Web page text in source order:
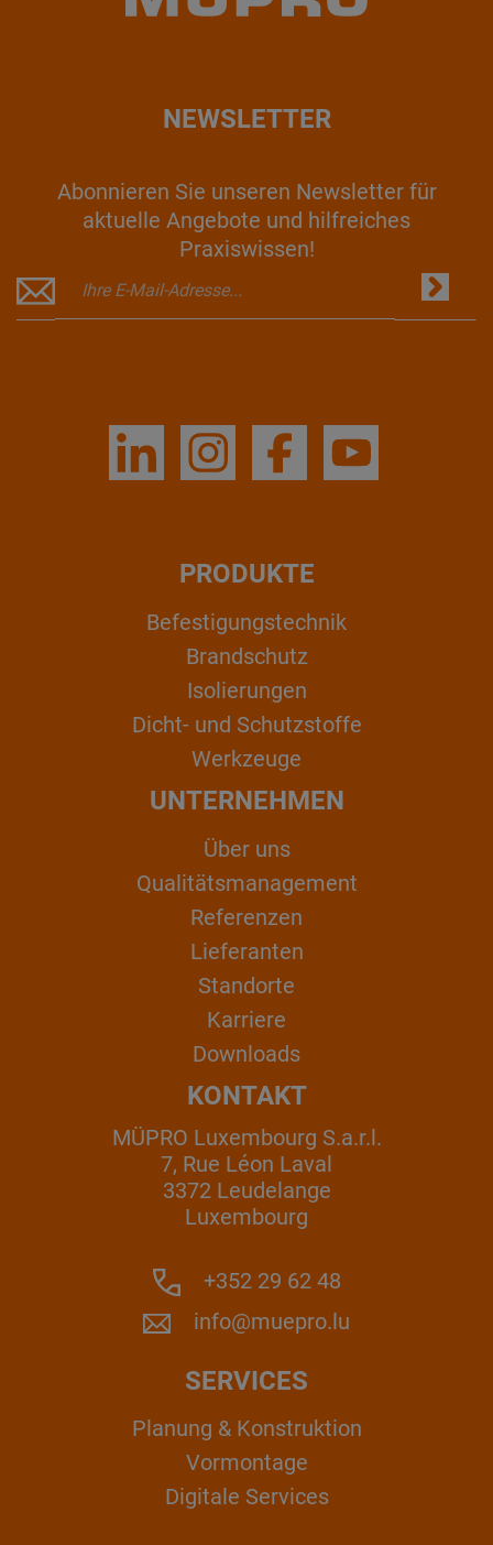
NEWSLETTER
Abonnieren Sie unseren Newsletter für
aktuelle Angebote und hilfreiches
Praxiswissen!
PRODUKTE
Befestigungstechnik
Brandschutz
Isolierungen
Dicht- und Schutzstoffe
Werkzeuge
UNTERNEHMEN
Über uns
Qualitätsmanagement
Referenzen
Lieferanten
Standorte
Karriere
Downloads
KONTAKT
MÜPRO Luxembourg S.a.r.l.
7, Rue Léon Laval
3372 Leudelange
Luxembourg
+352 29 62 48
info@muepro.lu
SERVICES
Planung & Konstruktion
Vormontage
Digitale Services